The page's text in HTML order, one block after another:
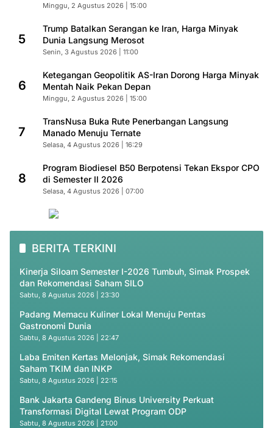
Minggu, 2 Agustus 2026 | 15:00
5
Trump Batalkan Serangan ke Iran, Harga Minyak
Dunia Langsung Merosot
Senin, 3 Agustus 2026 | 11:00
6
Ketegangan Geopolitik AS-Iran Dorong Harga Minyak
Mentah Naik Pekan Depan
Minggu, 2 Agustus 2026 | 15:00
7
TransNusa Buka Rute Penerbangan Langsung
Manado Menuju Ternate
Selasa, 4 Agustus 2026 | 16:29
8
Program Biodiesel B50 Berpotensi Tekan Ekspor CPO
di Semester II 2026
Selasa, 4 Agustus 2026 | 07:00
BERITA TERKINI
Kinerja Siloam Semester I-2026 Tumbuh, Simak Prospek
dan Rekomendasi Saham SILO
Sabtu, 8 Agustus 2026 | 23:30
Padang Memacu Kuliner Lokal Menuju Pentas
Gastronomi Dunia
Sabtu, 8 Agustus 2026 | 22:47
Laba Emiten Kertas Melonjak, Simak Rekomendasi
Saham TKIM dan INKP
Sabtu, 8 Agustus 2026 | 22:15
Bank Jakarta Gandeng Binus University Perkuat
Transformasi Digital Lewat Program ODP
Sabtu, 8 Agustus 2026 | 21:00